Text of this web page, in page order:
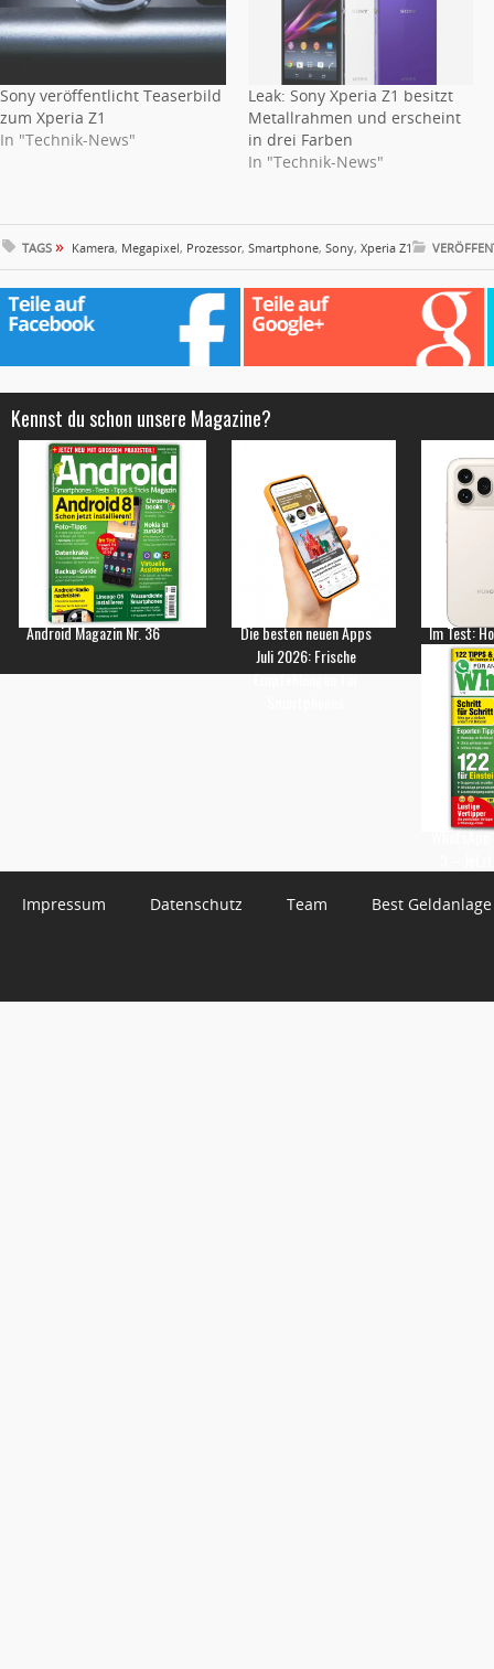
Sony veröffentlicht Teaserbild
zum Xperia Z1
In "Technik-News"
Leak: Sony Xperia Z1 besitzt
Metallrahmen und erscheint
in drei Farben
In "Technik-News"
TAGS » Kamera, Megapixel, Prozessor, Smartphone, Sony, Xperia Z1
Kennst du schon unsere Magazine?
Android Magazin Nr. 36
Die besten neuen Apps
Juli 2026: Frische
Empfehlungen für
Im Test:
Impressum Datenschutz Team Best Geldanlage